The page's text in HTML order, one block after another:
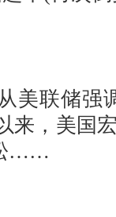
美联储强
来，美国
……